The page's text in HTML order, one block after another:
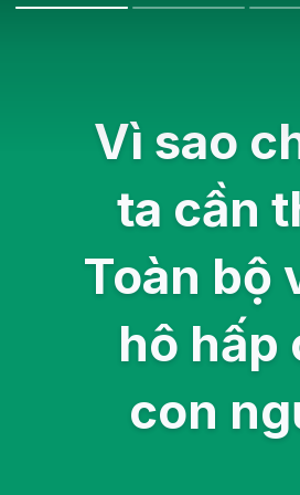
Vì sao
ta cần
Toàn bộ
hô hấp
con